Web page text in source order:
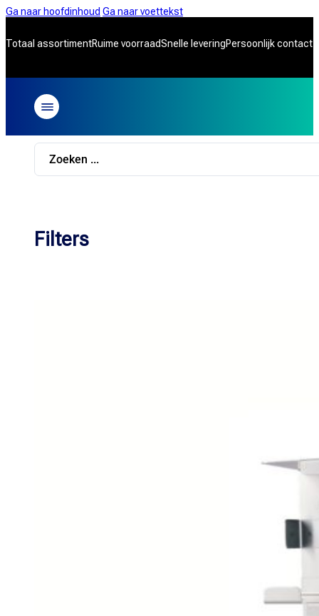
Ga naar hoofdinhoud Ga naar voettekst
Totaal assortimentRuime voorraadSnelle leveringPersoonlijk contact
Search
Filters